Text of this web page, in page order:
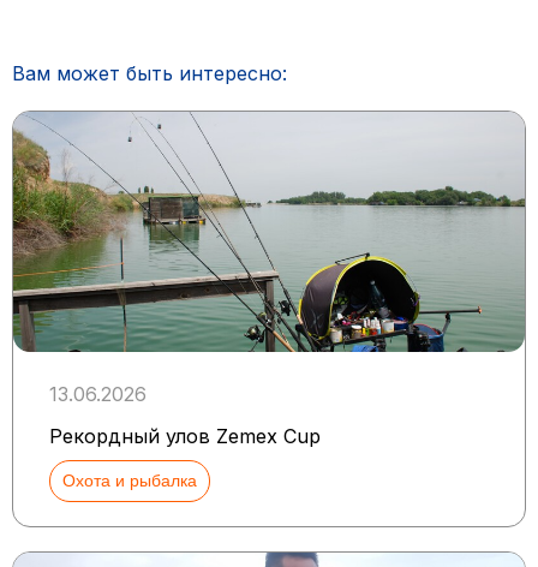
Вам может быть интересно:
13.06.2026
Рекордный улов Zemex Cup
Охота и рыбалка